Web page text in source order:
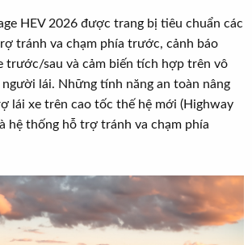
HEV 2026 được trang bị tiêu chuẩn các
tránh va chạm phía trước, cảnh báo
trước/sau và cảm biến tích hợp trên vô
người lái. Những tính năng an toàn nâng
lái xe trên cao tốc thế hệ mới (Highway
hệ thống hỗ trợ tránh va chạm phía